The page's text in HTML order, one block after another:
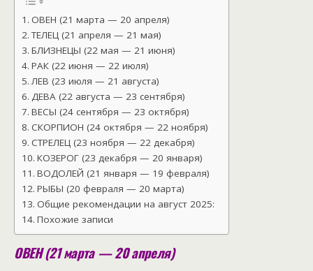
ОВЕН (21 марта — 20 апреля)
ТЕЛЕЦ (21 апреля — 21 мая)
БЛИЗНЕЦЫ (22 мая — 21 июня)
РАК (22 июня — 22 июля)
ЛЕВ (23 июля — 21 августа)
ДЕВА (22 августа — 23 сентября)
ВЕСЫ (24 сентября — 23 октября)
СКОРПИОН (24 октября — 22 ноября)
СТРЕЛЕЦ (23 ноября — 22 декабря)
КОЗЕРОГ (23 декабря — 20 января)
ВОДОЛЕЙ (21 января — 19 февраля)
РЫБЫ (20 февраля — 20 марта)
Общие рекомендации на август 2025:
Похожие записи
ОВЕН (21 марта — 20 апреля)